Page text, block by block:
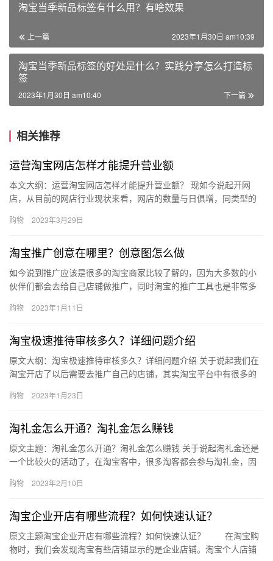
淘宝当季新品标签有什么用？有啥效果
上一篇 2023年1月30日 am10:39
淘宝当季新品标签的好处是什么？实践分享怎么打造标
签
下一篇
2023年1月30日 am10:40
相关推荐
运营淘宝网店怎样才能提升营业额
本文大纲：运营淘宝网店怎样才能提升营业额？ 现如今说起开网
店，从目前的网店行业现状来看，网店的数量与日俱增，同类型的
网店…
购物 2023年3月29日
淘宝推广创意在哪里？创意图怎么做
如今说到推广应该是很多的淘宝商家比较了解的，因为大多数的小
伙伴们都会去给自己店铺做推广，同时淘宝的推广工具也是非常多
做？下…
购物 2023年1月11日
淘宝极速推待审核多久？详细问题介绍
原文大纲：淘宝极速推待审核多久？详细问题介绍 关于说起我们在
淘宝开店了以后需要去推广自己的店铺，其实淘宝平台中有很多的
那么…
购物 2023年1月23日
淘礼金怎么开通？淘礼金怎么赚钱
原文主题：淘礼金怎么开通？淘礼金怎么赚钱 关于说起淘礼金还是
一个比较火的活动了，在淘宝客中，很多淘客都会参与淘礼金，因
说，淘…
购物 2023年2月10日
淘宝企业开店有哪些流程？如何快速认证？
原文主题淘宝企业开店有哪些流程？如何快速认证？ 在淘宝购
物时，我们会发现淘宝有些店铺显示的是企业店铺。淘宝个人店铺